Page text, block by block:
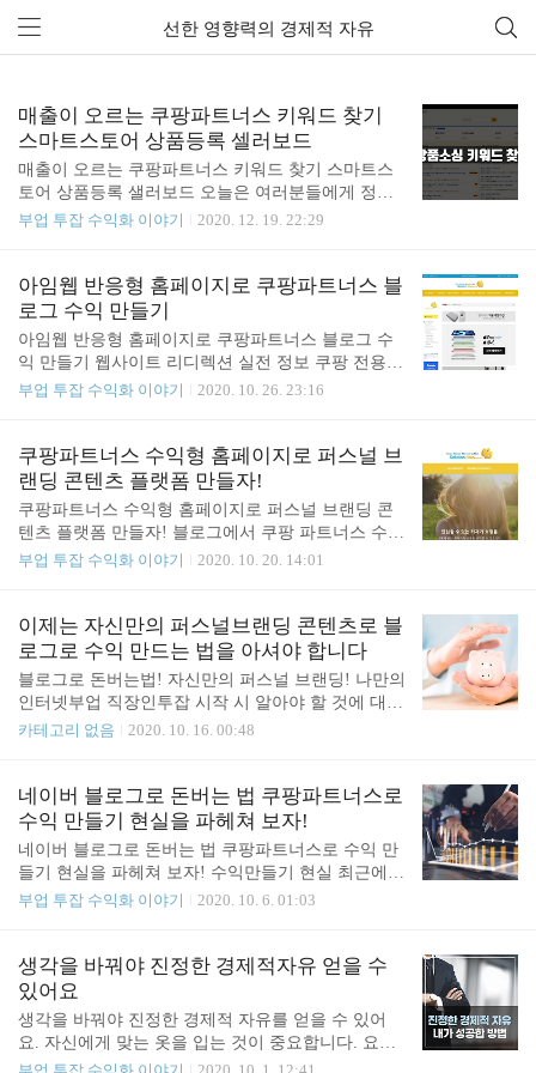
전체 글 (151)
선한 영향력의 경제적 자유
매출이 오르는 쿠팡파트너스 키워드 찾기
스마트스토어 상품등록 셀러보드
매출이 오르는 쿠팡파트너스 키워드 찾기 스마트스
토어 상품등록 샐러보드 오늘은 여러분들에게 정말
오랜만에 되게 유익하고 유용한 사이트를 하나를 소
은 분들에게는 좀 알려져 있기도 한대요. 보통 대부
분이 블로그를 한다든지 쿠팡 파트너스 정도로 제휴
마케팅을 한다든지 이렇게 키워드를 찾는 분들에게
블랙키위라든지 키자드라든지 웨어이즈포스트라든
지 이런 키워드 조회 사이트에 있어서는 많이들 알고
계시지만 지금 소개해드린 사이트는 모르시는 분들
개해드리고 기능 몇 가지만 간단하게 살펴 본 다음에
또 여러분들에게 이 사이트가 어떤 사이트인지 알려
드리도록 하겠습니다. 셀러보드 ..
부업 투잡 수익화 이야기 2020. 12. 19. 22:29
아임웹 반응형 홈페이지로 쿠팡파트너스 블
로그 수익 만들기
아임웹 반응형 홈페이지로 쿠팡파트너스 블로그 수
익 만들기 웹사이트 리디렉션 실전 정보 쿠팡 전용
홈페이지 만들기 네이버 블로그 수익을 위한 수익형
팅을 이용한 개별 사이트라 하더라도 단축 링크를 써
야 되는 경우가 있는데, 이 개별 링크로 계속 같은 사
이트로만 50개, 100개 등 그렇게 포스팅한 것들을 연
결한다면 이것은 티스토리 블로그, 구글 블로그로 단
축 링크를 연결해서 여러분들이 제재를 받거나 혹은
필터링 되는 거와 별반 차이가 없습니다. 그래서 개
노출 제한 있어서 소극적으로 알고리즘이 접근을 하
지만 이거조차도 지속적으로 반복이 된다면 문제가
됩니다...
부업 투잡 수익화 이야기 2020. 10. 26. 23:16
쿠팡파트너스 수익형 홈페이지로 퍼스널 브
랜딩 콘텐츠 플랫폼 만들자!
쿠팡파트너스 수익형 홈페이지로 퍼스널 브랜딩 콘
텐츠 플랫폼 만들자! 블로그에서 쿠팡 파트너스 수익
을 만들 때 검색 누락이나 노출이 제한되는 현상을
~)으로 그리고 다양한 우회 방법 등을 사용하는데 시
간과 에너지가 너무도 소요되고 지치게 됩니다. 그중
에 위에서 설명드린 리디렉션(리다이렉트)을 태그를
사용하기도 하지만 끝도 없는 우회 방법의 현상만 보
지 말고 큰 그림을 보아야 한다고 생각합니다. 나무
만 보지 말고 숲을 봐야 하는 것입니다. 혹시나 쿠팡
게 거의 하루 종일 쓰느라 몸과 마음이 지치고 에너
지가 고갈되어 피폐해지는 이런 하루하루를 보내고
있지 않나요? 또..
부업 투잡 수익화 이야기 2020. 10. 20. 14:01
이제는 자신만의 퍼스널브랜딩 콘텐츠로 블
로그로 수익 만드는 법을 아셔야 합니다
블로그로 돈버는법! 자신만의 퍼스널 브랜딩! 나만의
인터넷부업 직장인투잡 시작 시 알아야 할 것에 대해
알려 드립니다. 네이버 블로그로 수익 만들기, 나에
아니라 너무도 많은 정보채널에서 블로그로 돈 버는
법, 쿠팡 파트너스로 돈 버는 법뿐만 아니라 스마트
스토어, 구매대행 등 다양한 채널로 무조건 돈 버는
법에 대해 건강한 정보가 아니라 오히려 결국에는 독
이 될 수 있는 정보들이 무작위로 쏟아져 나오고 있
습니다. 이러한 돈 버는 법의 정보의 홍수 속에 잘못
록 도움을 드리고자 블로그에서도 포스팅으로 이야
기를 드리고 있습니다. 어떻게 나만의 수익 채널을
만들어..
카테고리 없음 2020. 10. 16. 00:48
네이버 블로그로 돈버는 법 쿠팡파트너스로
수익 만들기 현실을 파헤쳐 보자!
네이버 블로그로 돈버는 법 쿠팡파트너스로 수익 만
들기 현실을 파헤쳐 보자! 수익만들기 현실 최근에
수익창출 열풍이 불면서 부업과 투잡에 더욱 관심이
북, 인스타그램 등의 SNS 채널과 스마트 스토어, ‘쿠
팡’과 같은 이커머스 시장, ‘쿠팡 파트너스’와 ‘링크
프라이스’와 같은 제휴 마케팅 사이트 등 다양한 인
터넷 기반 서비스 플랫폼을 이용한 수익창출 채널을
만들거나 관심을 갖고 준비하는 사람들이 정말 많아
부업 투잡 수익화 이야기 2020. 10. 6. 01:03
생각을 바꿔야 진정한 경제적자유 얻을 수
있어요
생각을 바꿔야 진정한 경제적 자유를 얻을 수 있어
요. 자신에게 맞는 옷을 입는 것이 중요합니다. 요즘
경제적 자유, 부자가 되는 법, 이런 주제에 대해서 너